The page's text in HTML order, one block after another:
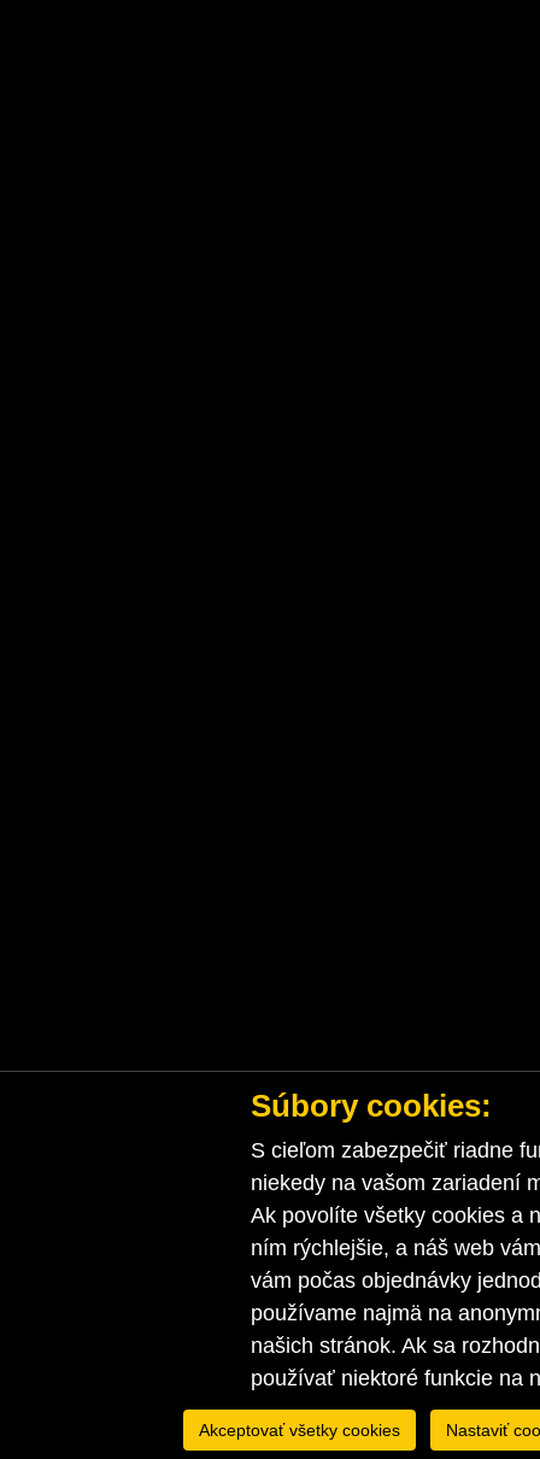
Súbory cookies:
S cieľom zabezpečiť riadne
niekedy na vašom zariadení
Ak povolíte všetky cookies a
ním rýchlejšie, a náš web
vám počas objednávky
používame najmä na
našich stránok. Ak sa
používať niektoré funkcie na
Akceptovať všetky cookies Nastaviť